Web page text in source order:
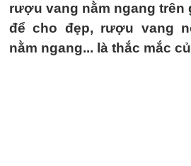
rượu vang nằm ngang trên
để cho đẹp, rượu vang
nằm ngang... là thắc mắc